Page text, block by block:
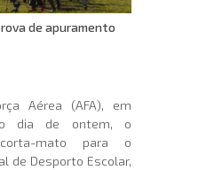
de apuramento
Aérea (AFA), em
dia de ontem, o
mato para o
de Desporto Escolar,